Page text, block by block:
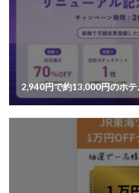
2,940円で約13,000円のホ